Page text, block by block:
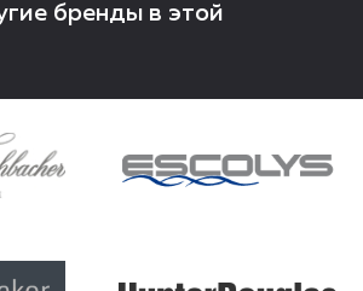
бренды в этой